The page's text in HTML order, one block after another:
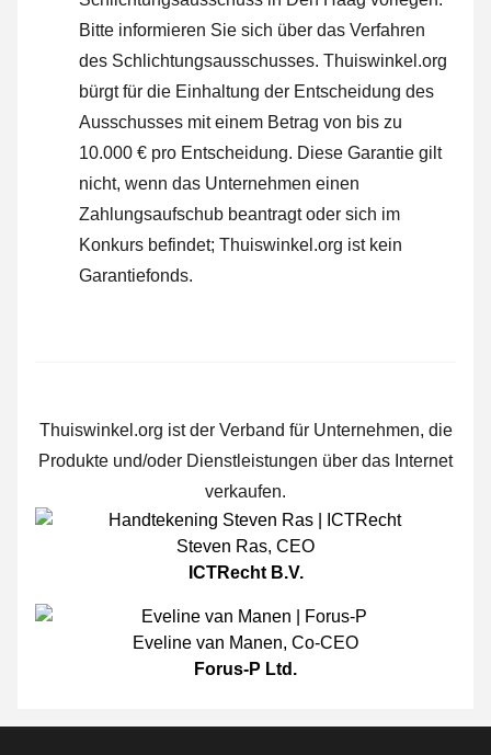
Bitte informieren Sie sich über das Verfahren
des Schlichtungsausschusses. Thuiswinkel.org
bürgt für die Einhaltung der Entscheidung des
Ausschusses mit einem Betrag von bis zu
10.000 € pro Entscheidung. Diese Garantie gilt
nicht, wenn das Unternehmen einen
Zahlungsaufschub beantragt oder sich im
Konkurs befindet; Thuiswinkel.org ist kein
Garantiefonds.
Thuiswinkel.org ist der Verband für Unternehmen, die
Produkte und/oder Dienstleistungen über das Internet
verkaufen.
Steven Ras, CEO
ICTRecht B.V.
Eveline van Manen, Co-CEO
Forus-P Ltd.